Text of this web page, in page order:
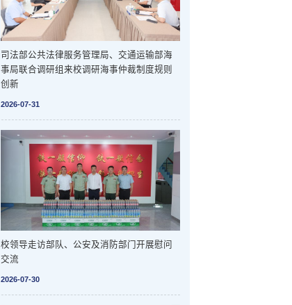
司法部公共法律服务管理局、交通运输部海
事局联合调研组来校调研海事仲裁制度规则
创新
2026-07-31
校领导走访部队、公安及消防部门开展慰问
交流
2026-07-30